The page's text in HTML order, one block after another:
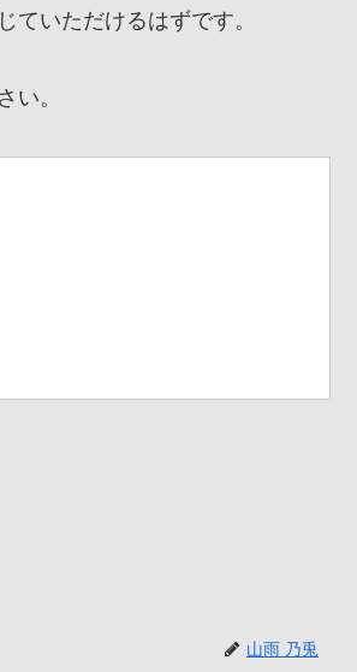
いただけるはずです。
い。
山雨 乃兎